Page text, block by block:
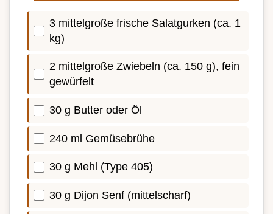
3 mittelgroße frische Salatgurken (ca. 1
kg)
2 mittelgroße Zwiebeln (ca. 150 g), fein
gewürfelt
30 g Butter oder Öl
240 ml Gemüsebrühe
30 g Mehl (Type 405)
30 g Dijon Senf (mittelscharf)